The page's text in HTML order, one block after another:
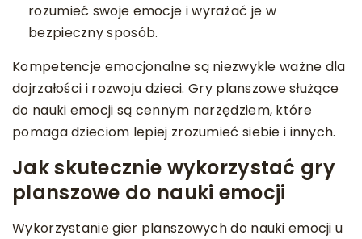
rozumieć swoje emocje i wyrażać je w
bezpieczny sposób.
Kompetencje emocjonalne są niezwykle ważne dla
dojrzałości i rozwoju dzieci. Gry planszowe służące
do nauki emocji są cennym narzędziem, które
pomaga dzieciom lepiej zrozumieć siebie i innych.
Jak skutecznie wykorzystać gry
planszowe do nauki emocji
Wykorzystanie gier planszowych do nauki emocji u